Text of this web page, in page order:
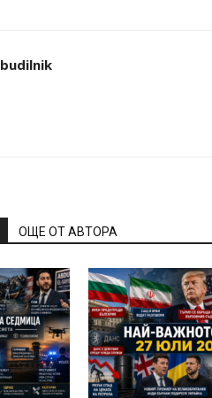
budilnik
ОЩЕ ОТ АВТОРА